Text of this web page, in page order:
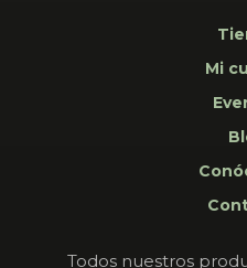
Mi
Todos nuestros